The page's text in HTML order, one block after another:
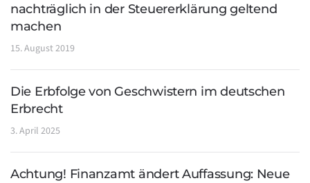
nachträglich in der Steuererklärung geltend
machen
15. August 2019
Die Erbfolge von Geschwistern im deutschen
Erbrecht
3. April 2025
Achtung! Finanzamt ändert Auffassung: Neue